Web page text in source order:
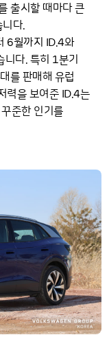
출시할 때마다 큰
니다.
6월까지 ID.4와
니다. 특히 1분기
대를 판매해 유럽
력을 보여준 ID.4는
준한 인기를